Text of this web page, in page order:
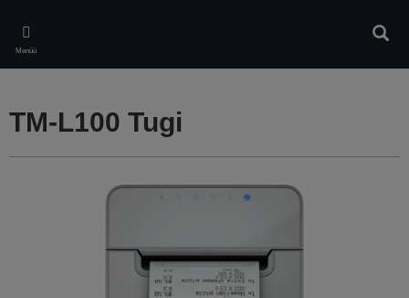
main
content
Menüü
TM-L100 Tugi